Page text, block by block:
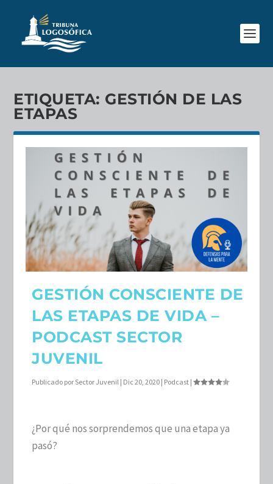
ETIQUETA: GESTIÓN DE LAS
ETAPAS
GESTIÓN CONSCIENTE DE
LAS ETAPAS DE VIDA –
PODCAST SECTOR
JUVENIL
Publicado por Sector Juvenil | Dic 20, 2020 | Podcast |
¿Por qué nos sorprendemos que una etapa ya
pasó?